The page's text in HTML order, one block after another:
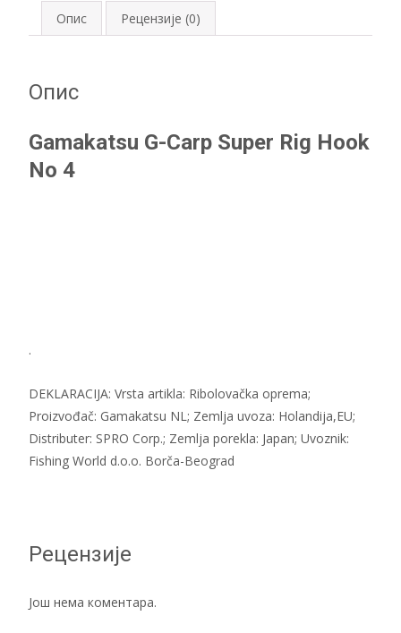
количина
Опис Рецензије (0)
Опис
Gamakatsu G-Carp Super Rig Hook
No 4
.
DEKLARACIJA: Vrsta artikla: Ribolovačka oprema;
Proizvođač: Gamakatsu NL; Zemlja uvoza: Holandija,EU;
Distributer: SPRO Corp.; Zemlja porekla: Japan; Uvoznik:
Fishing World d.o.o. Borča-Beograd
Рецензије
Још нема коментара.